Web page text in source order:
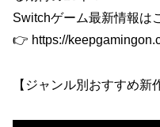
Switchゲーム最新情報は
👉 https://
【ジャンル別おすすめ新